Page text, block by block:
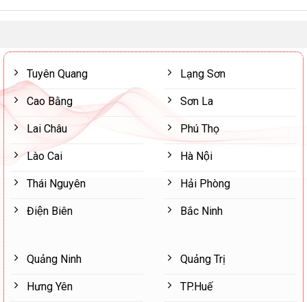
Tuyên Quang
Cao Bằng
Lai Châu
Lào Cai
Thái Nguyên
Điện Biên
Lạng Sơn
Sơn La
Phú Thọ
Hà Nội
Hải Phòng
Bắc Ninh
Quảng Ninh
Hưng Yên
Quảng Trị
TP.Huế